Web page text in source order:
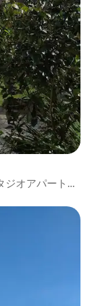
ジオアパートメ